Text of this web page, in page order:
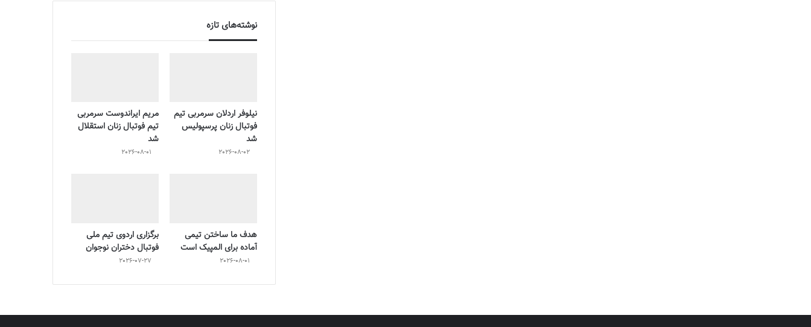
نوشته‌های تازه
نیلوفر اردلان سرمربی تیم
فوتبال زنان پرسپولیس
شد
2026-08-02
مریم ایراندوست سرمربی
تیم فوتبال زنان استقلال
شد
2026-08-01
هدف ما ساختن تیمی
آماده برای المپیک است
2026-08-01
برگزاری اردوی تیم ملی
فوتبال دختران نوجوان
2026-07-27